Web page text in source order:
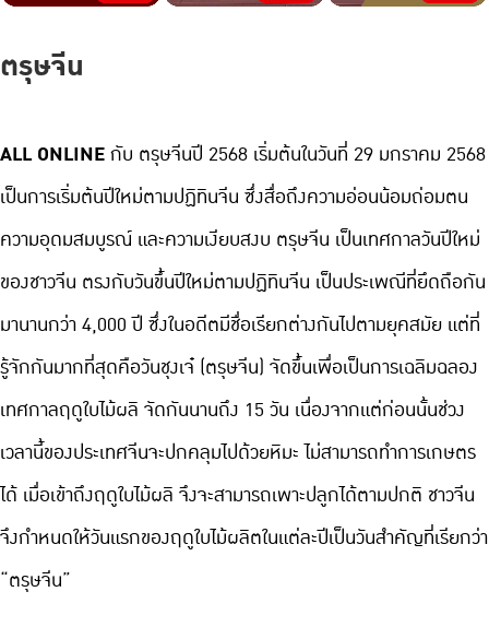
ตรุษจีน
ALL ONLINE กับ ตรุษจีนปี 2568 เริ่มต้นในวันที่ 29 มกราคม 2568
เป็นการเริ่มต้นปีใหม่ตามปฏิทินจีน ซึ่งสื่อถึงความอ่อนน้อมถ่อมตน
ความอุดมสมบูรณ์ และความเงียบสงบ ตรุษจีน เป็นเทศกาลวันปีใหม่
ของชาวจีน ตรงกับวันขึ้นปีใหม่ตามปฏิทินจีน เป็นประเพณีที่ยึดถือกัน
มานานกว่า 4,000 ปี ซึ่งในอดีตมีชื่อเรียกต่างกันไปตามยุคสมัย แต่ที่
รู้จักกันมากที่สุดคือวันชุงเจ๋ (ตรุษจีน) จัดขึ้นเพื่อเป็นการเฉลิมฉลอง
เทศกาลฤดูใบไม้ผลิ จัดกันนานถึง 15 วัน เนื่องจากแต่ก่อนนั้นช่วง
เวลานี้ของประเทศจีนจะปกคลุมไปด้วยหิมะ ไม่สามารถทำการเกษตร
ได้ เมื่อเข้าถึงฤดูใบไม้ผลิ จึงจะสามารถเพาะปลูกได้ตามปกติ ชาวจีน
จึงกำหนดให้วันแรกของฤดูใบไม้ผลิตในแต่ละปีเป็นวันสำคัญที่เรียกว่า
“ตรุษจีน”